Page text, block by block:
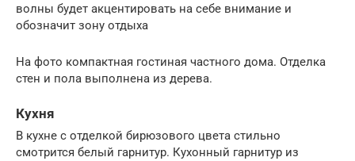
волны будет акцентировать на себе внимание и
обозначит зону отдыха
На фото компактная гостиная частного дома. Отделка
стен и пола выполнена из дерева.
Кухня
В кухне с отделкой бирюзового цвета стильно
смотрится белый гарнитур. Кухонный гарнитур из